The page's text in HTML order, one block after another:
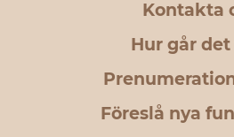
Kontakta
Hur går
Föreslå nya